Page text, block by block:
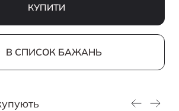
КУПИТИ
В СПИСОК БАЖАНЬ